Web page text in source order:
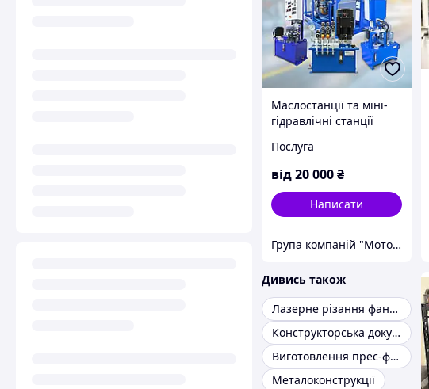
Маслостанції та міні-
гідравлічні станції
виробництво
Послуга
від20 000₴
Написати
Група компаній "Моторімпекс"
Дивись також
Лазерне різання фанери
Конструкторська документація
Виготовлення прес-форм
Металоконструкції